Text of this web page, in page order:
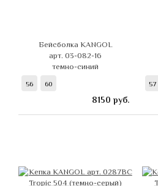
Бейсболка KANGOL
арт. 03-082-16
темно-синий
56 60
8150 руб.
57